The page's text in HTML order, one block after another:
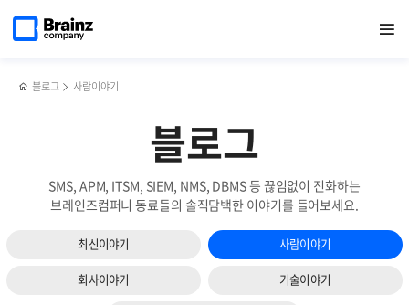
열기
페이지로
블로그 사람이야기
블로그
SMS, APM, ITSM, SIEM, NMS, DBMS 등 끊임없이 진화하는
브레인즈컴퍼니 동료들의 솔직담백한 이야기를 들어보세요.
최신이야기 사람이야기
회사이야기 기술이야기